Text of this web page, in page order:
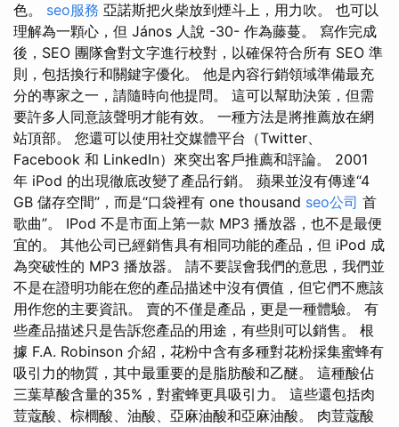
色。 seo服務 亞諾斯把火柴放到煙斗上，用力吹。 也可以
理解為一顆心，但 János 人說 -30- 作為藤蔓。 寫作完成
後，SEO 團隊會對文字進行校對，以確保符合所有 SEO 準
則，包括換行和關鍵字優化。 他是內容行銷領域準備最充
分的專家之一，請隨時向他提問。 這可以幫助決策，但需
要許多人同意該聲明才能有效。 一種方法是將推薦放在網
站頂部。 您還可以使用社交媒體平台（Twitter、
Facebook 和 LinkedIn）來突出客戶推薦和評論。 2001
年 iPod 的出現徹底改變了產品行銷。 蘋果並沒有傳達“4
GB 儲存空間”，而是“口袋裡有 one thousand seo公司 首
歌曲”。 IPod 不是市面上第一款 MP3 播放器，也不是最便
宜的。 其他公司已經銷售具有相同功能的產品，但 iPod 成
為突破性的 MP3 播放器。 請不要誤會我們的意思，我們並
不是在證明功能在您的產品描述中沒有價值，但它們不應該
用作您的主要資訊。 賣的不僅是產品，更是一種體驗。 有
些產品描述只是告訴您產品的用途，有些則可以銷售。 根
據 F.A. Robinson 介紹，花粉中含有多種對花粉採集蜜蜂有
吸引力的物質，其中最重要的是脂肪酸和乙醚。 這種酸佔
三葉草酸含量的35%，對蜜蜂更具吸引力。 這些還包括肉
荳蔻酸、棕櫚酸、油酸、亞麻油酸和亞麻油酸。 肉荳蔻酸